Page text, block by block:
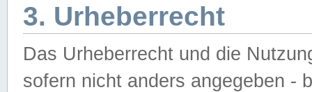
3. Urheberrecht
Das Urheberrecht und die
sofern nicht anders angegeben -